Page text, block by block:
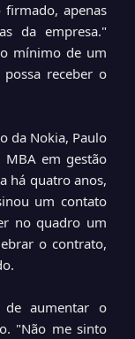
firmado, apenas
da empresa."
mínimo de um
receber o
da Nokia, Paulo
em gestão
há quatro anos,
um contato
no quadro um
o contrato,
aumentar o
"Não me sinto